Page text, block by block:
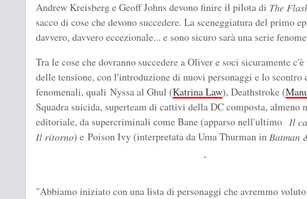
Andrew Kreisberg e Geoff Johns devono finire il pilota di The
sacco di cose che devono succedere. La sceneggiatura del primo
davvero, davvero eccezionale... e sono sicuro sarà una serie
Tra le cose che dovranno succedere a Oliver e soci sicuramente
delle tensione, con l'introduzione di nuovi personaggi e lo scontro
fenomenali, quali Nyssa al Ghul (Katrina Law), Deathstroke (
Squadra suicida, superteam di cattivi della DC composta, almeno
editoriale, da supercriminali come Bane (apparso nell'ultimo Il
Il ritorno) e Poison Ivy (interpretata da Uma Thurman inBatman
"Abbiamo iniziato con una lista di personaggi che avremmo voluto